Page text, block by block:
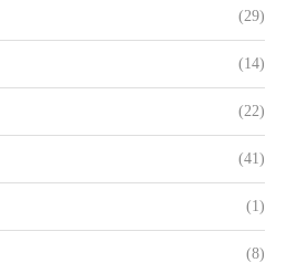
(29)
(14)
(22)
(41)
(1)
(8)